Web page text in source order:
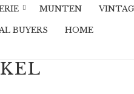
MUNTEN
BUYERS HOME